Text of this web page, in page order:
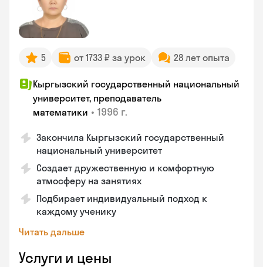
5 от 1733 ₽ за урок 28 лет опыта
Кыргызский государственный национальный
университет, преподаватель
математики • 1996 г.
Закончила Кыргызский государственный
национальный университет
Создает дружественную и комфортную
атмосферу на занятиях
Подбирает индивидуальный подход к
каждому ученику
Читать дальше
Услуги и цены